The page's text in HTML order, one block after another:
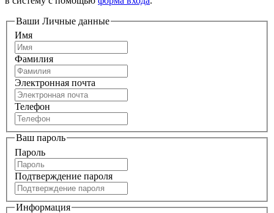
Ваши Личные данные
Имя
Фамилия
Электронная почта
Телефон
Ваш пароль
Пароль
Подтверждение пароля
Информация